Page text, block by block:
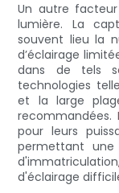
Un autre
lumière. La
souvent lieu la
d’éclairage
dans de tels
technologies
et la large
recommandées.
pour leurs
permettant
d'éclairage